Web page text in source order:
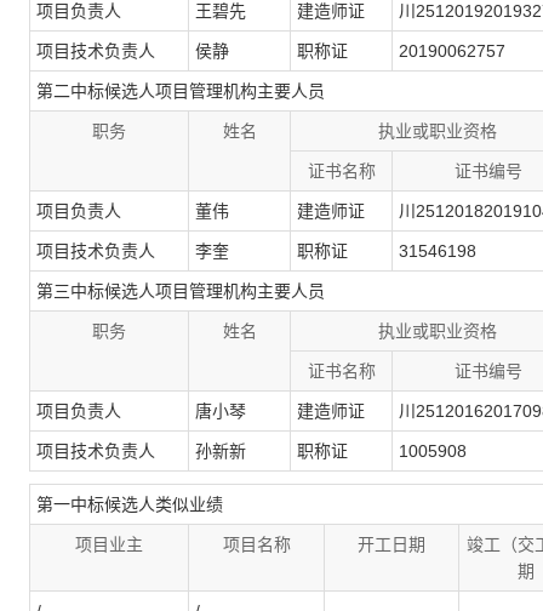
项目负责人 王碧先 建造师证 川
项目技术负责人 侯静 职称证 20190062757
第二中标候选人项目管理机构主要人员
职务 姓名 执业或职业资格
证书名称 证书编号
项目负责人 董伟 建造师证 川
项目技术负责人 李奎 职称证 31546198
第三中标候选人项目管理机构主要人员
职务 姓名 执业或职业资格
证书名称 证书编号
项目负责人 唐小琴 建造师证 川
项目技术负责人 孙新新 职称证 1005908
第一中标候选人类似业绩
项目业主 项目名称 开工日期
竣工（交
期